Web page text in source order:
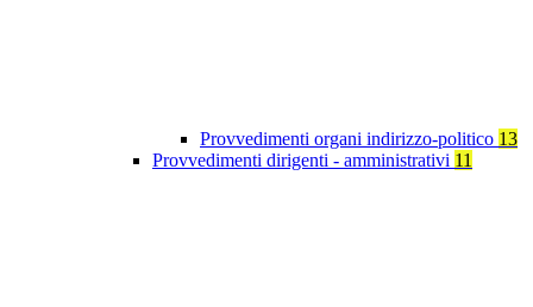
Provvedimenti organi indirizzo-politico 13
Provvedimenti dirigenti - amministrativi 11